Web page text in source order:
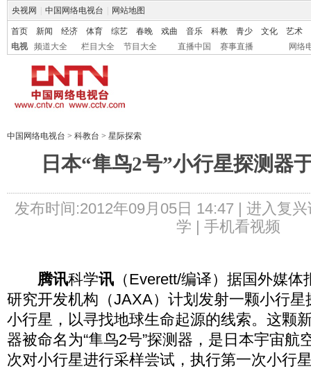
央视网 中国网络电视台 网站地图
首页 新闻 经济 体育 综艺 春晚 戏曲 音乐 科教 青少 文化
艺术
电视
频道大全 栏目大全 节目大全 直播中国 赛事直播 网络
中国网络电视台 > 科教台 > 星际探索
日本“隼鸟2号”小行星探测器
发布时间:2012年09月05日 14:47 | 进入复兴
学 | 手机看视频
腾讯科学讯 （Everett/编译）据国外媒
研究开发机构（JAXA）计划发射一颗小行
小行星，以寻找地球生命起源的线索。这颗
器被命名为“隼鸟2号”探测器，是日本宇宙航
次对小行星进行采样尝试，执行第一次小行